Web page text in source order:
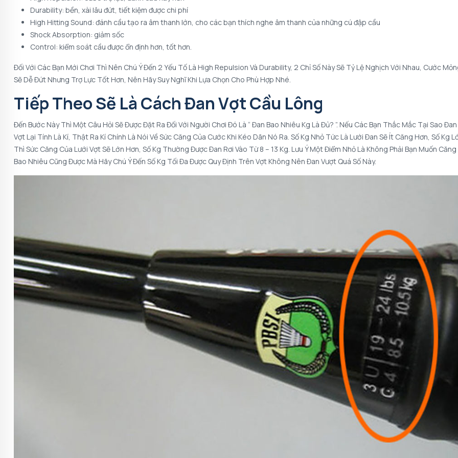
Durability: bền, xài lâu đứt, tiết kiệm được chi phí
High Hitting Sound: đánh cầu tạo ra âm thanh lớn, cho các bạn thích nghe âm thanh của những cú đập cầu
Shock Absorption: giảm sốc
Control: kiểm soát cầu được ổn định hơn, tốt hơn.
Đối Với Các Bạn Mới Chơi Thì Nên Chú Ý Đến 2 Yếu Tố Là High Repulsion Và Durability, 2 Chỉ Số Này Sẽ Tỷ Lệ Nghịch Với Nhau, Cước
Sẽ Dễ Đứt Nhưng Trợ Lực Tốt Hơn, Nên Hãy Suy Nghĩ Khi Lựa Chọn Cho Phù Hợp Nhé.
Tiếp Theo Sẽ Là Cách Đan Vợt Cầu Lông
Đến Bước Này Thì Một Câu Hỏi Sẽ Được Đặt Ra Đối Với Người Chơi Đó Là “ Đan Bao Nhiêu Kg Là Đủ? ”. Nếu Các Bạn Thắc Mắc Tại Sao Đan
Vợt Lại Tính Là Kí, Thật Ra Kí Chính Là Nói Về Sức Căng Của Cước Khi Kéo Dãn Nó Ra. Số Kg Nhỏ Tức Là Lưới Đan Sẽ Ít Căng Hơn, Số Kg
Thì Sức Căng Của Lưới Vợt Sẽ Lớn Hơn, Số Kg Thường Được Đan Rơi Vào Từ 8 – 13 Kg. Lưu Ý Một Điểm Nhỏ Là Không Phải Bạn Muốn Căng
Bao Nhiêu Cũng Được Mà Hãy Chú Ý Đến Số Kg Tối Đa Được Quy Định Trên Vợt Không Nên Đan Vượt Quá Số Này.